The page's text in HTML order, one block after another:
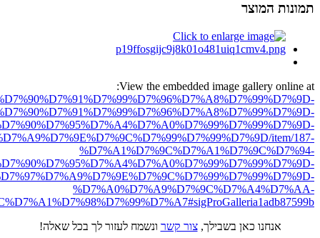
תמונות המוצר
View the embedded image gallery online at:
item/187-
%D7%A1%D7%9C%D7%A1%D7%9C%D7%94-
%D7%A0%D7%A9%D7%9C%D7%A4%D7%AA-
אנחנו כאן בשבילך,צור קשר ונשמח לעזור לך בכל שאלה!